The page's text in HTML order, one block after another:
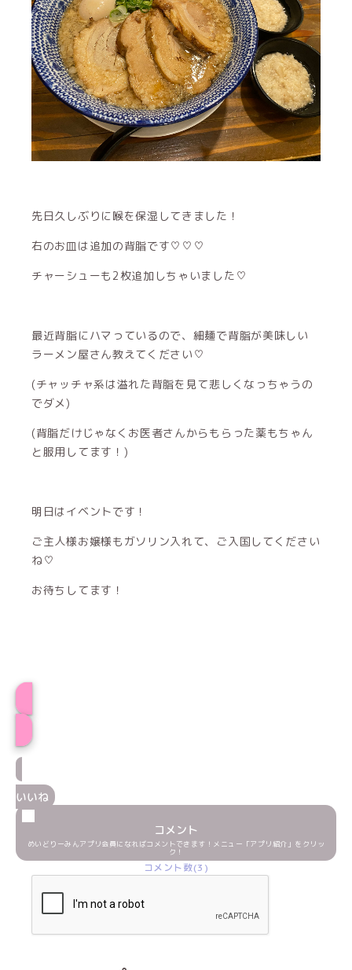
先日久しぶりに喉を保湿してきました！
右のお皿は追加の背脂です♡♡♡
チャーシューも2枚追加しちゃいました♡
最近背脂にハマっているので、細麺で背脂が美味しい
ラーメン屋さん教えてください♡
(チャッチャ系は溢れた背脂を見て悲しくなっちゃうの
でダメ)
(背脂だけじゃなくお医者さんからもらった薬もちゃん
と服用してます！)
明日はイベントです！
ご主人様お嬢様もガソリン入れて、ご入国してください
ね♡
お待ちしてます！
いいね
コメント
めいどりーみんアプリ会員になればコメントできます！メニュー「アプリ紹介」をクリッ
ク！
コメント数(3)